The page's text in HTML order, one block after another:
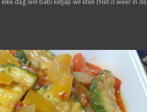
dag wel babi ketjap wil eten (‘Het is weer in de